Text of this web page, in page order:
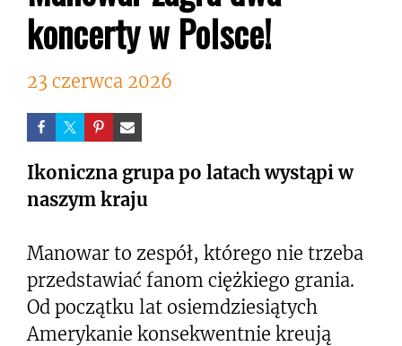
koncerty w Polsce!
23 czerwca 2026
Ikoniczna grupa po latach wystąpi w
naszym kraju
Manowar to zespół, którego nie trzeba
przedstawiać fanom ciężkiego grania.
Od początku lat osiemdziesiątych
Amerykanie konsekwentnie kreują